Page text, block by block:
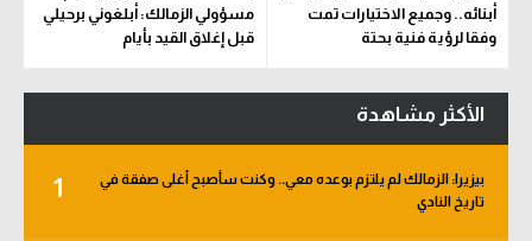
أبنائه.. وجميع الاختيارات تمت
وفقا لرؤية فنية بحتة
مسؤولي الزمالك: أبلغوني برحيلي
قبل إغلاق القيد بأيام
الأكثر مشاهدة
1
بيزيرا: الزمالك لم يلتزم بوعده معي.. وكنت سأصبح أغلى صفقة في
تاريخ النادي